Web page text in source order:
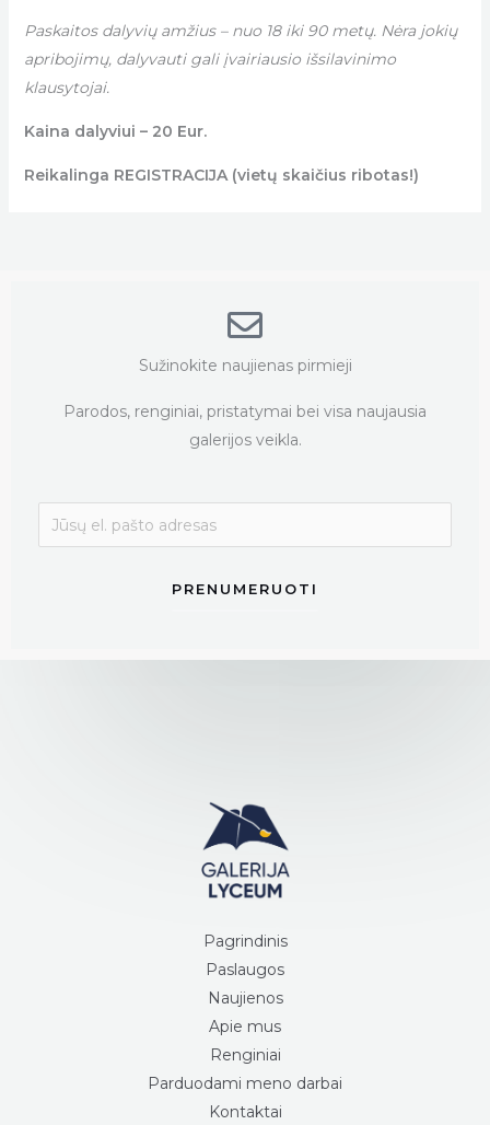
Paskaitos dalyvių amžius – nuo 18 iki 90 metų. Nėra jokių
apribojimų, dalyvauti gali įvairiausio išsilavinimo
klausytojai.
Kaina dalyviui – 20 Eur.
Reikalinga REGISTRACIJA (vietų skaičius ribotas!)
Sužinokite naujienas pirmieji
Parodos, renginiai, pristatymai bei visa naujausia
galerijos veikla.
PRENUMERUOTI
Pagrindinis
Paslaugos
Naujienos
Apie mus
Renginiai
Parduodami meno darbai
Kontaktai